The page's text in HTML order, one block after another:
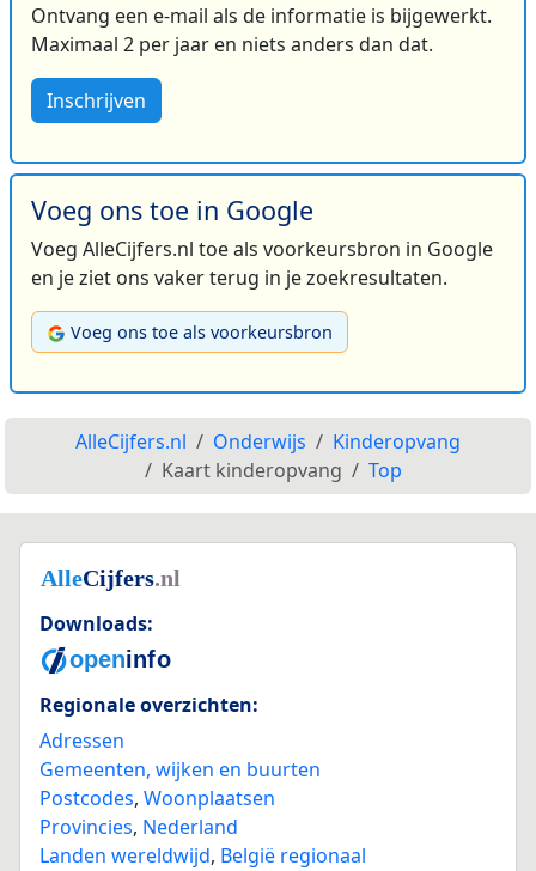
Ontvang een e-mail als de informatie is bijgewerkt.
Maximaal 2 per jaar en niets anders dan dat.
Inschrijven
Voeg ons toe in Google
Voeg AlleCijfers.nl toe als voorkeursbron in Google
en je ziet ons vaker terug in je zoekresultaten.
Voeg ons toe als voorkeursbron
AlleCijfers.nl Onderwijs
Kinderopvang
Kaart kinderopvang
Top
Downloads:
Regionale overzichten:
Adressen
Gemeenten, wijken en buurten
Postcodes, Woonplaatsen
Provincies, Nederland
Landen wereldwijd, België regionaal